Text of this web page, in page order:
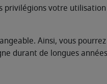
privilégions votre
Ainsi, vous
durant de longues